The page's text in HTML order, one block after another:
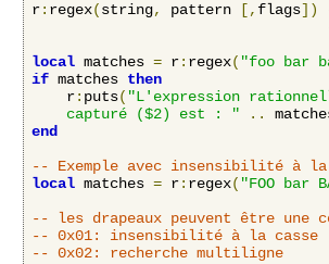
r: regex(string, pattern [, flags])
local matches = r: regex( "foo bar
if matches then
    r
: puts( "L'expression
    capturé ($2) est : "
..
end
-- Exemple avec insensibilité à la
local matches = r: regex( "FOO bar
-- les drapeaux peuvent être une
-- 0x01: insensibilité à la casse
-- 0x02: recherche multiligne